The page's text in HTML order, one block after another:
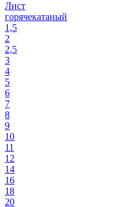
Лист
горячекатаный
1,5
2
2,5
3
4
5
6
7
8
9
10
11
12
14
16
18
20